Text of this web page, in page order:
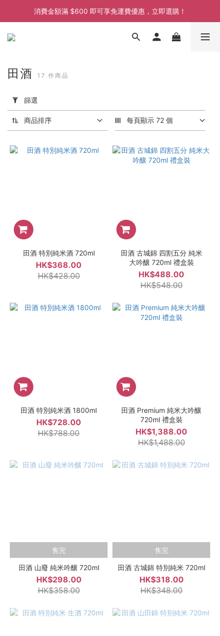
消費金額滿 $600 即可享免運費優惠，立即選購！
消費金額滿 $600 即可享免運費優惠，立即選購！
消費金額滿 $600 即可享免運費優惠，立即選購！
用
選
價格
田酒 17 件商品
篩選
商品排序 每頁顯示 72 個
田酒 特別純米酒 720ml
HK$368.00
HK$428.00
田酒 古城錦 四割五分 純米
大吟釀 720ml 禮盒裝
HK$488.00
HK$548.00
田酒 特別純米酒 1800ml
HK$728.00
HK$788.00
田酒 Premium 純米大吟釀
720ml 禮盒裝
HK$1,388.00
HK$1,488.00
售完
田酒 山廢 純米吟釀 720ml
HK$298.00
HK$358.00
售完
田酒 古城錦 特別純米 720ml
HK$318.00
HK$348.00